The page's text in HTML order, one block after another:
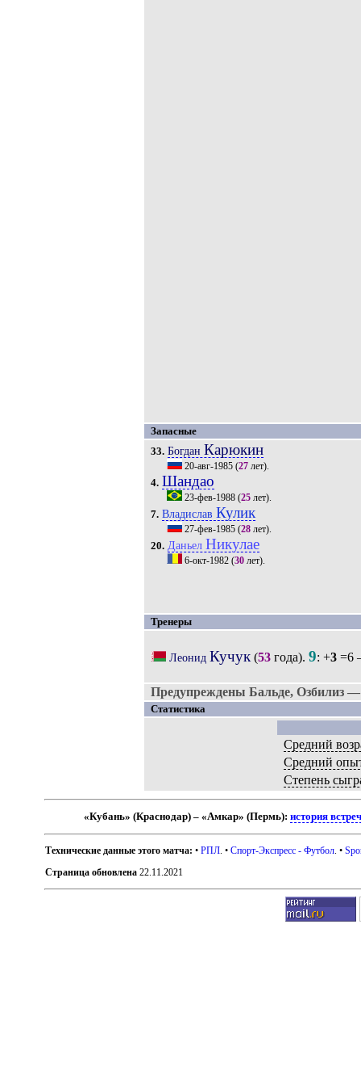
Запасные
33. Богдан Карюкин
20-авг-1985(27лет).
4. Шандао
23-фев-1988(25лет).
7. Владислав Кулик
27-фев-1985(28лет).
20. Даньел Никулае
6-окт-1982(30лет).
Тренеры
Леонид Кучук(53года). 9: +3=6
Предупреждены Бальде, Озбилиз
Статистика
Средний
Средний
Степень
«Кубань» (Краснодар) – «Амкар» (Пермь):история
Технические данные этого матча: •РПЛ . •Спорт-Экспресс - Футбол . •
Страница обновлена 22.11.2021